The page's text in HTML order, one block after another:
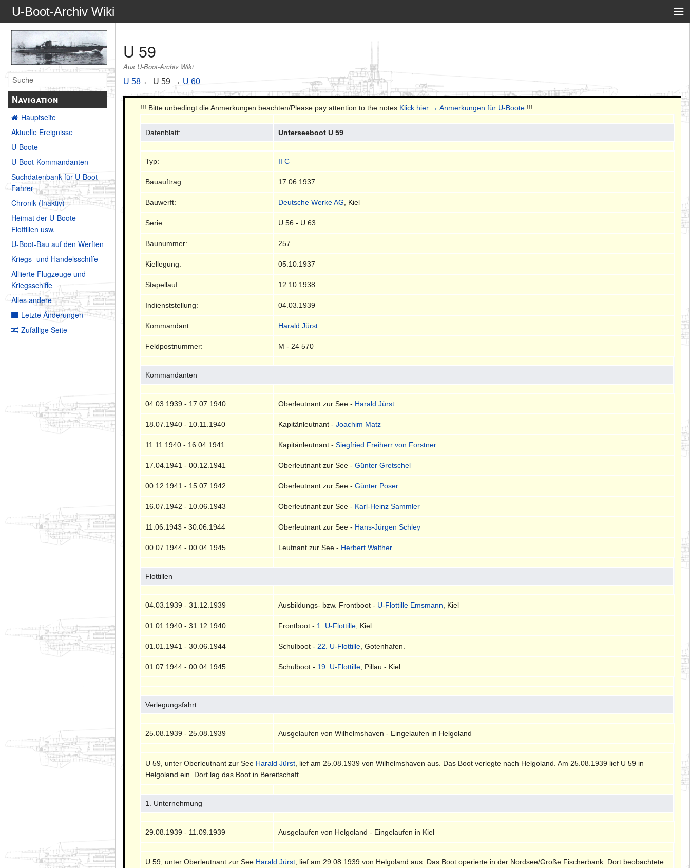
U-Boot-Archiv Wiki
Navigation
Hauptseite
Aktuelle Ereignisse
U-Boote
U-Boot-Kommandanten
Suchdatenbank für U-Boot-
Fahrer
Chronik (Inaktiv)
Heimat der U-Boote -
Flottillen usw.
U-Boot-Bau auf den Werften
Kriegs- und Handelsschiffe
Alliierte Flugzeuge und
Kriegsschiffe
Alles andere
Letzte Änderungen
Zufällige Seite
U 59
Aus U-Boot-Archiv Wiki
U 58 ← U 59 → U 60
!!! Bitte unbedingt die Anmerkungen beachten/Please pay attention to the notes Klick hier → Anmerkungen für U-Boote !!!
Datenblatt: Unterseeboot U 59
Typ: II C
Bauauftrag: 17.06.1937
Bauwerft: Deutsche Werke AG , Kiel
Serie: U 56 - U 63
Baunummer: 257
Kiellegung: 05.10.1937
Stapellauf: 12.10.1938
Indienststellung: 04.03.1939
Kommandant: Harald Jürst
Feldpostnummer: M - 24 570
Kommandanten
04.03.1939 - 17.07.1940 Oberleutnant zur See - Harald Jürst
18.07.1940 - 10.11.1940 Kapitänleutnant -Joachim Matz
11.11.1940 - 16.04.1941 Kapitänleutnant -Siegfried Freiherr von Forstner
17.04.1941 - 00.12.1941 Oberleutnant zur See -Günter Gretschel
00.12.1941 - 15.07.1942 Oberleutnant zur See -Günter Poser
16.07.1942 - 10.06.1943 Oberleutnant zur See - Karl-Heinz Sammler
11.06.1943 - 30.06.1944 Oberleutnant zur See - Hans-Jürgen Schley
00.07.1944 - 00.04.1945 Leutnant zur See - Herbert Walther
Flottillen
04.03.1939 - 31.12.1939 Ausbildungs- bzw. Frontboot - U-Flottille Emsmann , Kiel
01.01.1940 - 31.12.1940 Frontboot - 1. U-Flottille , Kiel
01.01.1941 - 30.06.1944 Schulboot - 22. U-Flottille , Gotenhafen.
01.07.1944 - 00.04.1945 Schulboot - 19. U-Flottille , Pillau - Kiel
Verlegungsfahrt
25.08.1939 - 25.08.1939 Ausgelaufen von Wilhelmshaven - Eingelaufen in Helgoland
U 59, unter Oberleutnant zur See Harald Jürst , lief am 25.08.1939 von Wilhelmshaven aus. Das Boot verlegte nach Helgoland. Am 25.08.1939 lief U 59 in
Helgoland ein. Dort lag das Boot in Bereitschaft.
1. Unternehmung
29.08.1939 - 11.09.1939 Ausgelaufen von Helgoland - Eingelaufen in Kiel
U 59, unter Oberleutnant zur See Harald Jürst , lief am 29.08.1939 von Helgoland aus. Das Boot operierte in der Nordsee/Große Fischerbank. Dort beobachtete